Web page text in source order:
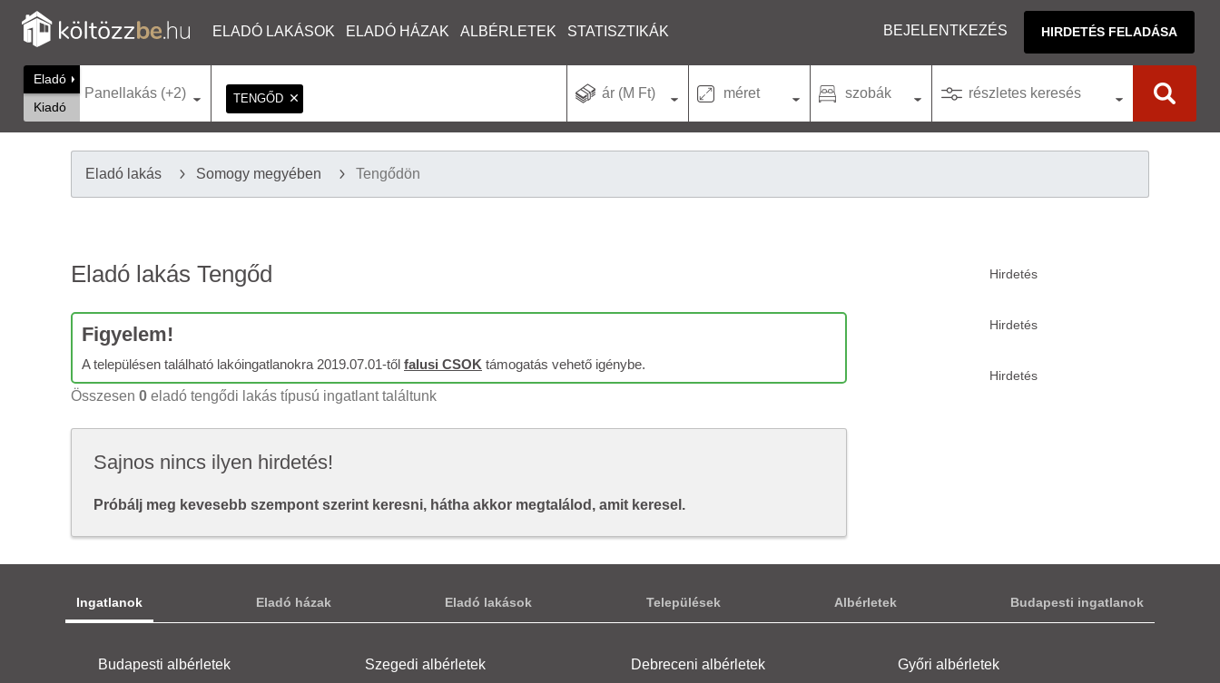
ELADÓ LAKÁSOK ELADÓ HÁZAK ALBÉRLETEK STATISZTIKÁK BEJELENTKEZÉS HIRDETÉS FELADÁSA
Eladó
Kiadó
Panellakás (+2) TENGŐD ár (M Ft) méret szobák részletes keresés
Eladó lakás Somogy megyében Tengődön
Eladó lakás Tengőd
Figyelem!
A településen található lakóingatlanokra 2019.07.01-től falusi CSOK támogatás vehető igénybe.
Összesen 0 eladó tengődi lakás típusú ingatlant találtunk
Sajnos nincs ilyen hirdetés!
Próbálj meg kevesebb szempont szerint keresni, hátha akkor megtalálod, amit keresel.
Ingatlanok Eladó házak Eladó lakások Települések Albérletek Budapesti ingatlanok
Budapesti albérletek Szegedi albérletek Debreceni albérletek Győri albérletek